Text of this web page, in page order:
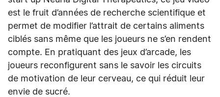
est le fruit d’années de recherche scientifique et
permet de modifier l’attrait de certains aliments
ciblés sans même que les joueurs ne s’en rendent
compte. En pratiquant des jeux d’arcade, les
joueurs reconfigurent sans le savoir les circuits
de motivation de leur cerveau, ce qui réduit leur
envie de sucré.